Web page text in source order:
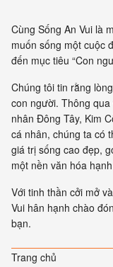
Cùng Sống An Vui là
muốn sống một cuộc
đến mục tiêu “Con
Chúng tôi tin rằng
con người. Thông
nhân Đông Tây, Kim
cá nhân, chúng ta có
giá trị sống cao đẹp,
một nền văn hóa
Với tinh thần cởi mở
Vui hân hạnh chào
bạn.
Trang chủ